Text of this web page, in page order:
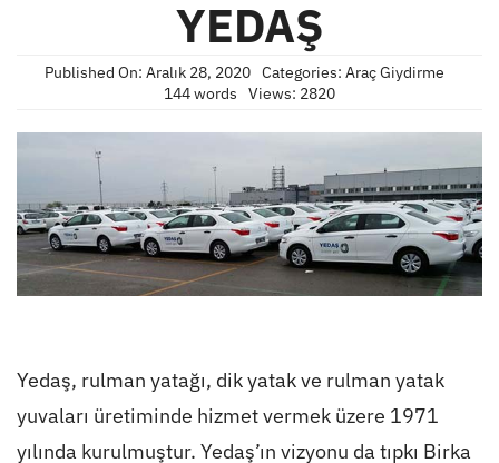
YEDAŞ
Published On: Aralık 28, 2020 Categories: Araç Giydirme
144 words
Views: 2820
Yedaş, rulman yatağı, dik yatak ve rulman yatak
yuvaları üretiminde hizmet vermek üzere 1971
yılında kurulmuştur. Yedaş’ın vizyonu da tıpkı Birka